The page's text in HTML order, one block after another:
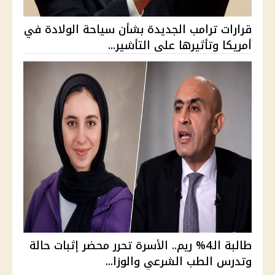
قرارات ترامب الجديدة بشأن سياحة الولادة في
أمريكا وتأثيرها على التأشير...
طالبة الـ4% ريم.. الأسرة تحرر محضر إثبات حالة
وتدرس الطب الشرعي والوزا...